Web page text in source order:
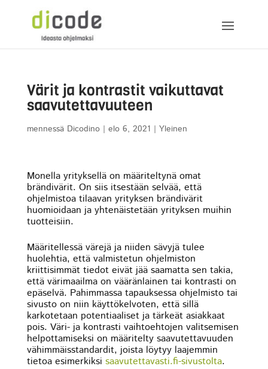
Värit ja kontrastit vaikuttavat
saavutettavuuteen
mennessä Dicodino| elo 6, 2021 | Yleinen
Monella yrityksellä on määriteltynä omat
brändivärit. On siis itsestään selvää, että
ohjelmistoa tilaavan yrityksen brändivärit
huomioidaan ja yhtenäistetään yrityksen muihin
tuotteisiin.
Määritellessä värejä ja niiden sävyjä tulee
huolehtia, että valmistetun ohjelmiston
kriittisimmät tiedot eivät jää saamatta sen takia,
että värimaailma on vääränlainen tai kontrasti on
epäselvä. Pahimmassa tapauksessa ohjelmisto tai
sivusto on niin käyttökelvoten, että sillä
karkotetaan potentiaaliset ja tärkeät asiakkaat
pois. Väri- ja kontrasti vaihtoehtojen valitsemisen
helpottamiseksi on määritelty saavutettavuuden
vähimmäisstandardit, joista löytyy laajemmin
tietoa esimerkiksi saavutettavasti.fi-sivustolta.